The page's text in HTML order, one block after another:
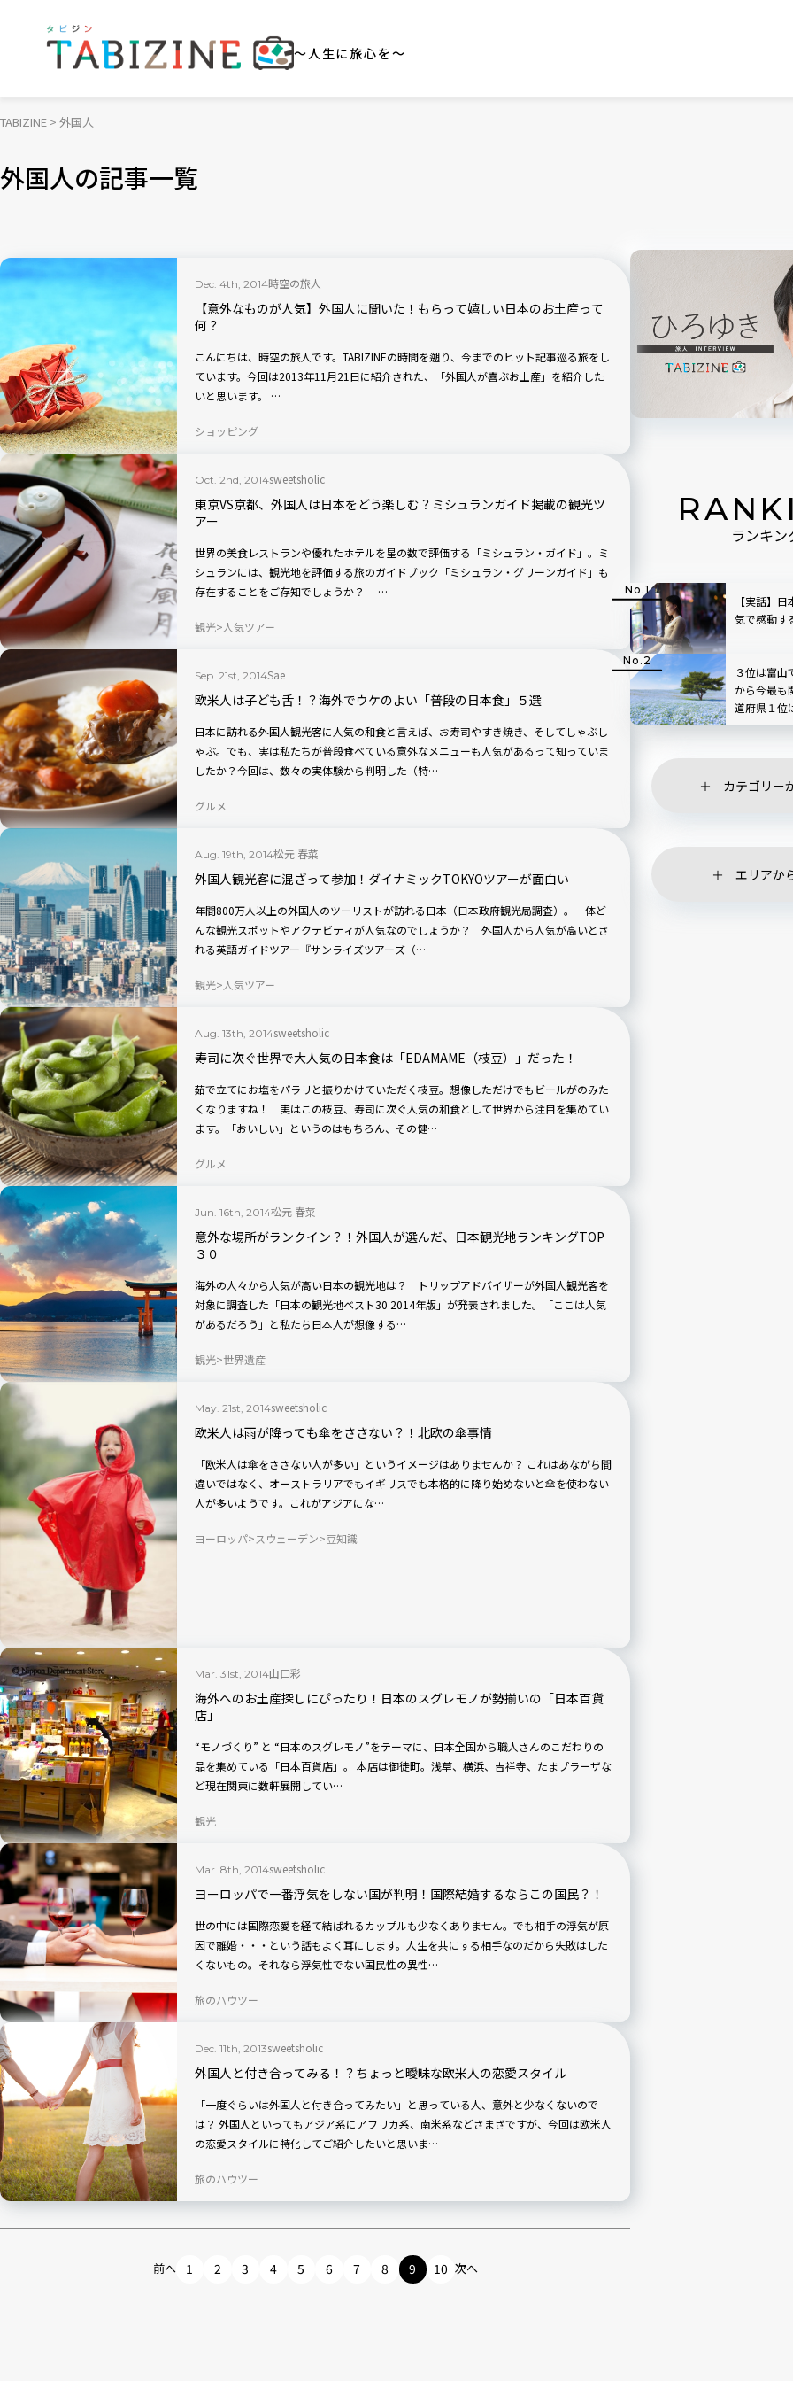
～人生に旅心を～
TABIZINE 外国人
外国人の記事一覧
Dec. 4th, 2014時空の旅人
【意外なものが人気】外国人に聞いた！もらって嬉しい日本のお土産って
何？
こんにちは、時空の旅人です。TABIZINEの時間を遡り、今までのヒット記事巡る旅をし
ています。今回は2013年11月21日に紹介された、「外国人が喜ぶお土産」を紹介した
いと思います。 …
ショッピング
Oct. 2nd, 2014sweetsholic
東京VS京都、外国人は日本をどう楽しむ？ミシュランガイド掲載の観光ツ
アー
世界の美食レストランや優れたホテルを星の数で評価する「ミシュラン・ガイド」。ミ
シュランには、観光地を評価する旅のガイドブック「ミシュラン・グリーンガイド」も
存在することをご存知でしょうか？ …
観光 人気ツアー
Sep. 21st, 2014Sae
欧米人は子ども舌！？海外でウケのよい「普段の日本食」５選
日本に訪れる外国人観光客に人気の和食と言えば、お寿司やすき焼き、そしてしゃぶし
ゃぶ。でも、実は私たちが普段食べている意外なメニューも人気があるって知っていま
したか？今回は、数々の実体験から判明した（特…
グルメ
Aug. 19th, 2014松元 春菜
外国人観光客に混ざって参加！ダイナミックTOKYOツアーが面白い
年間800万人以上の外国人のツーリストが訪れる日本（日本政府観光局調査）。一体ど
んな観光スポットやアクテビティが人気なのでしょうか？ 外国人から人気が高いとさ
れる英語ガイドツアー『サンライズツアーズ（…
観光 人気ツアー
Aug. 13th, 2014sweetsholic
寿司に次ぐ世界で大人気の日本食は「EDAMAME（枝豆）」だった！
茹で立てにお塩をパラリと振りかけていただく枝豆。想像しただけでもビールがのみた
くなりますね！ 実はこの枝豆、寿司に次ぐ人気の和食として世界から注目を集めてい
ます。「おいしい」というのはもちろん、その健…
グルメ
Jun. 16th, 2014松元 春菜
意外な場所がランクイン？！外国人が選んだ、日本観光地ランキングTOP
３０
海外の人々から人気が高い日本の観光地は？ トリップアドバイザーが外国人観光客を
対象に調査した「日本の観光地ベスト30 2014年版」が発表されました。「ここは人気
があるだろう」と私たち日本人が想像する…
観光 世界遺産
May. 21st, 2014sweetsholic
欧米人は雨が降っても傘をささない？！北欧の傘事情
「欧米人は傘をささない人が多い」というイメージはありませんか？ これはあながち間
違いではなく、オーストラリアでもイギリスでも本格的に降り始めないと傘を使わない
人が多いようです。これがアジアにな…
ヨーロッパ スウェーデン 豆知識
Mar. 31st, 2014山口彩
海外へのお土産探しにぴったり！日本のスグレモノが勢揃いの「日本百貨
店」
“モノづくり” と “日本のスグレモノ”をテーマに、日本全国から職人さんのこだわりの
品を集めている「日本百貨店」。 本店は御徒町。浅草、横浜、吉祥寺、たまプラーザな
ど現在関東に数軒展開してい…
観光
Mar. 8th, 2014sweetsholic
ヨーロッパで一番浮気をしない国が判明！国際結婚するならこの国民？！
世の中には国際恋愛を経て結ばれるカップルも少なくありません。でも相手の浮気が原
因で離婚・・・という話もよく耳にします。人生を共にする相手なのだから失敗はした
くないもの。それなら浮気性でない国民性の異性…
旅のハウツー
Dec. 11th, 2013sweetsholic
外国人と付き合ってみる！？ちょっと曖昧な欧米人の恋愛スタイル
「一度ぐらいは外国人と付き合ってみたい」と思っている人、意外と少なくないので
は？ 外国人といってもアジア系にアフリカ系、南米系などさまざですが、今回は欧米人
の恋愛スタイルに特化してご紹介したいと思いま…
旅のハウツー
前へ 1 2 3 4 5 6 7 8 9 10 次へ
ランキン
【実話】
気で感動す
３位は富山
から今最も
道府県１位
カテゴリー
エリアか